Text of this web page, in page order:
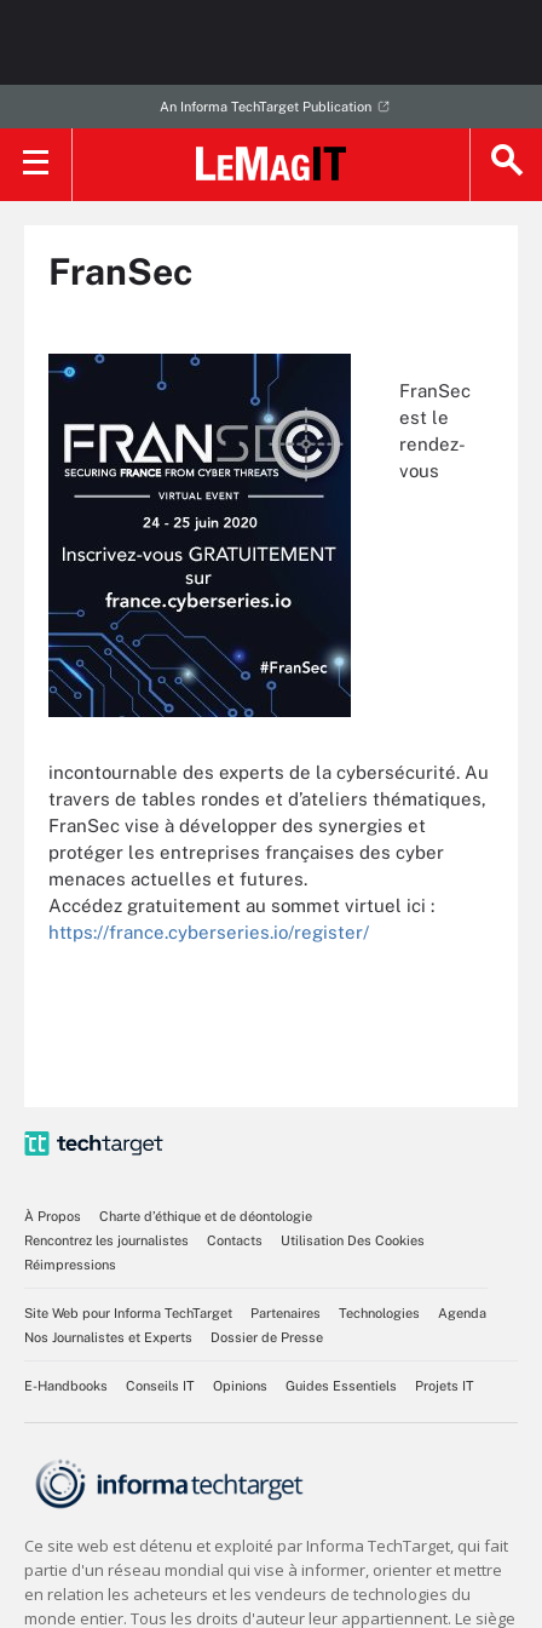
An Informa TechTarget Publication
FranSec
FranSec
est le
rendez-
vous
incontournable des experts de la cybersécurité. Au
travers de tables rondes et d’ateliers thématiques,
FranSec vise à développer des synergies et
protéger les entreprises françaises des cyber
menaces actuelles et futures.
Accédez gratuitement au sommet virtuel ici :
https://france.cyberseries.io/register/
À Propos
Charte d’éthique et de déontologie
Rencontrez les journalistes
Contacts
Utilisation Des Cookies
Réimpressions
Site Web pour Informa TechTarget Partenaires Technologies
Agenda
Nos Journalistes et Experts
Dossier de Presse
E-Handbooks Conseils IT Opinions Guides Essentiels Projets IT